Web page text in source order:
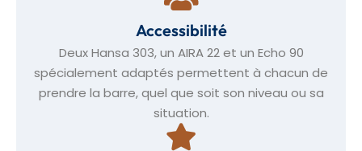
Accessibilité
Deux Hansa 303, un AIRA 22 et un Echo 90
spécialement adaptés permettent à chacun de
prendre la barre, quel que soit son niveau ou sa
situation.